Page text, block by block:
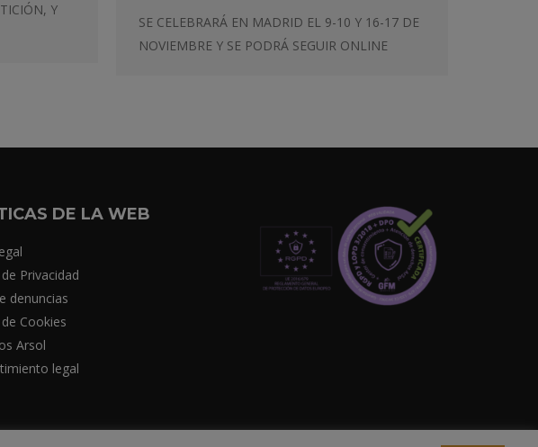
Y
SE CELEBRARÁ EN MADRID EL 9-10 Y 16-17 DE
NOVIEMBRE Y SE PODRÁ SEGUIR ONLINE
DE LA WEB
Privacidad
denuncias
Cookies
Arsol
legal